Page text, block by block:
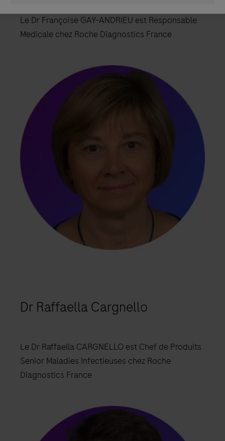
Le Dr Françoise GAY-ANDRIEU est Responsable
Medicale chez Roche Diagnostics France
Dr Raffaella Cargnello
Le Dr Raffaella CARGNELLO est Chef de Produits
Senior Maladies Infectieuses chez Roche
Diagnostics France